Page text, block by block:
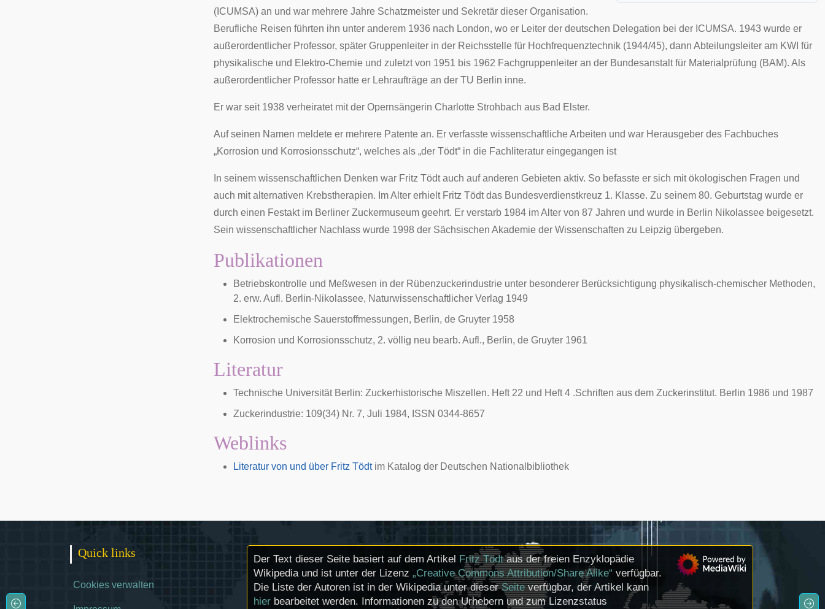
(ICUMSA) an und war mehrere Jahre Schatzmeister und Sekretär dieser Organisation.
Berufliche Reisen führten ihn unter anderem 1936 nach London, wo er Leiter der deutschen Delegation bei der ICUMSA. 1943 wurde er
außerordentlicher Professor, später Gruppenleiter in der Reichsstelle für Hochfrequenztechnik (1944/45), dann Abteilungsleiter am KWI für
physikalische und Elektro-Chemie und zuletzt von 1951 bis 1962 Fachgruppenleiter an der Bundesanstalt für Materialprüfung (BAM). Als
außerordentlicher Professor hatte er Lehraufträge an der TU Berlin inne.
Er war seit 1938 verheiratet mit der Opernsängerin Charlotte Strohbach aus Bad Elster.
Auf seinen Namen meldete er mehrere Patente an. Er verfasste wissenschaftliche Arbeiten und war Herausgeber des Fachbuches
„Korrosion und Korrosionsschutz“, welches als „der Tödt“ in die Fachliteratur eingegangen ist
In seinem wissenschaftlichen Denken war Fritz Tödt auch auf anderen Gebieten aktiv. So befasste er sich mit ökologischen Fragen und
auch mit alternativen Krebstherapien. Im Alter erhielt Fritz Tödt das Bundesverdienstkreuz 1. Klasse. Zu seinem 80. Geburtstag wurde er
durch einen Festakt im Berliner Zuckermuseum geehrt. Er verstarb 1984 im Alter von 87 Jahren und wurde in Berlin Nikolassee beigesetzt.
Sein wissenschaftlicher Nachlass wurde 1998 der Sächsischen Akademie der Wissenschaften zu Leipzig übergeben.
Publikationen
Betriebskontrolle und Meßwesen in der Rübenzuckerindustrie unter besonderer Berücksichtigung physikalisch-chemischer Methoden,
2. erw. Aufl. Berlin-Nikolassee, Naturwissenschaftlicher Verlag 1949
Elektrochemische Sauerstoffmessungen, Berlin, de Gruyter 1958
Korrosion und Korrosionsschutz, 2. völlig neu bearb. Aufl., Berlin, de Gruyter 1961
Literatur
Technische Universität Berlin: Zuckerhistorische Miszellen. Heft 22 und Heft 4 .Schriften aus dem Zuckerinstitut. Berlin 1986 und 1987
Zuckerindustrie: 109(34) Nr. 7, Juli 1984, ISSN 0344-8657
Weblinks
Literatur von und über Fritz Tödtim Katalog der Deutschen Nationalbibliothek
Quick links
Cookies verwalten
Der Text dieser Seite basiert auf dem Artikel Fritz Tödtaus der freien Enzyklopädie
Wikipedia und ist unter der Lizenz „Creative Commons Attribution/Share Alike“ verfügbar.
Die Liste der Autoren ist in der Wikipedia unter dieserSeiteverfügbar, der Artikel kann
hier bearbeitet werden. Informationen zu den Urhebern und zum Lizenzstatus